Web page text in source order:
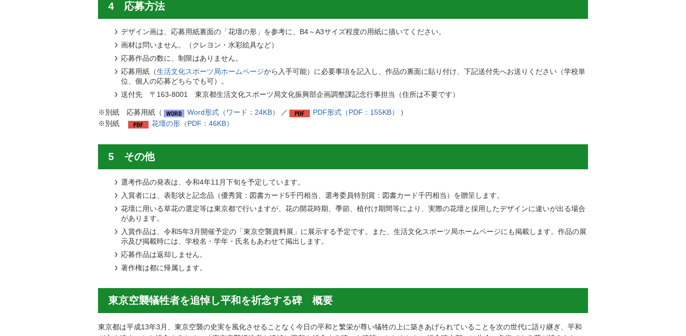
4 応募方法
デザイン画は、応募用紙裏面の「花壇の形」を参考に、B4～A3サイズ程度の用紙に描いてください。
画材は問いません。（クレヨン・水彩絵具など）
応募作品の数に、制限はありません。
応募用紙（生活文化スポーツ局ホームページから入手可能）に必要事項を記入し、作品の裏面に貼り付け、下記送付先へお送りください（学校単
位、個人の応募どちらでも可）。
送付先 〒163-8001 東京都生活文化スポーツ局文化振興部企画調整課記念行事担当（住所は不要です）
※別紙 応募用紙（ Word形式（ワード：24KB） ／ PDF形式（PDF：155KB）
）
※別紙
花壇の形（PDF：46KB）
5 その他
選考作品の発表は、令和4年11月下旬を予定しています。
入賞者には、表彰状と記念品（優秀賞：図書カード5千円相当、選考委員特別賞：図書カード千円相当）を贈呈します。
花壇に用いる草花の選定等は東京都で行いますが、花の開花時期、季節、植付け期間等により、実際の花壇と採用したデザインに違いが出る場合
があります。
入賞作品は、令和5年3月開催予定の「東京空襲資料展」に展示する予定です。また、生活文化スポーツ局ホームページにも掲載します。作品の展
示及び掲載時には、学校名・学年・氏名もあわせて掲出します。
応募作品は返却しません。
著作権は都に帰属します。
東京空襲犠牲者を追悼し平和を祈念する碑 概要
東京都は平成13年3月、東京空襲の史実を風化させることなく今日の平和と繁栄が尊い犠牲の上に築きあげられていることを次の世代に語り継ぎ、平和